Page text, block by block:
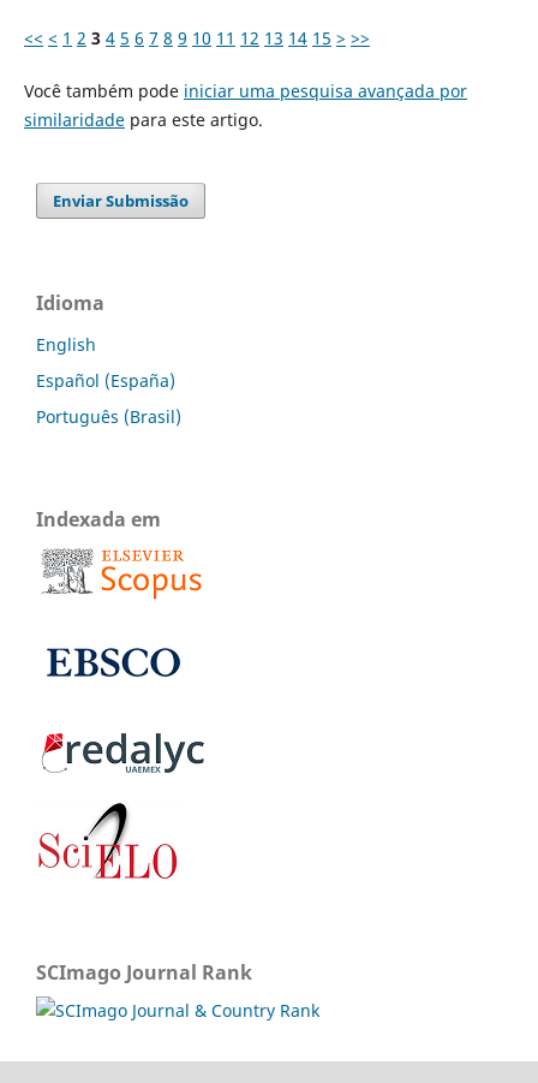
<< < 1 2 3 4 5 6 7 8 9 10 11 12 13 14 15 > >>
Você também pode iniciar uma pesquisa avançada por
similaridadepara este artigo.
Enviar Submissão
Idioma
English
Español (España)
Português (Brasil)
Indexada em
SCImago Journal Rank